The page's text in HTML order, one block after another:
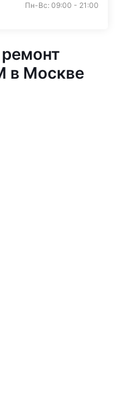
Пн-Вс: 09:00 - 21:00
в Москве